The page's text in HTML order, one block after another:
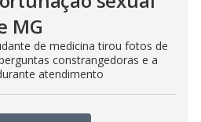
MG
de medicina tirou fotos de
constrangedoras e a
atendimento